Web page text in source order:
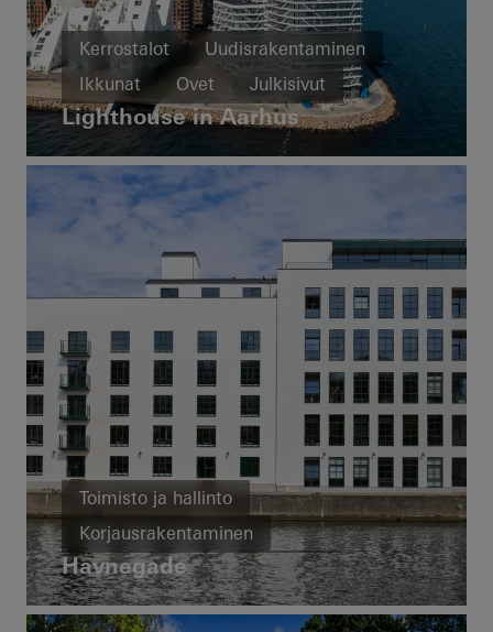
Kerrostalot
Uudisrakentaminen
Ikkunat
Ovet
Julkisivut
Liukuovet
Denmark
Lighthouse in Aarhus
Toimisto ja hallinto
Korjausrakentaminen
Energiatehokkuus
Ikkunat
Denmark
Havnegade